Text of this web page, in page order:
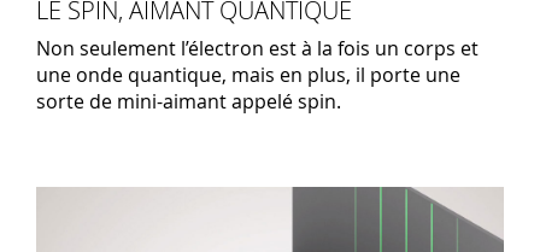
LE SPIN, AIMANT QUANTIQUE
Non seulement l’électron est à la fois un corps et
une onde quantique, mais en plus, il porte une
sorte de mini-aimant appelé spin.